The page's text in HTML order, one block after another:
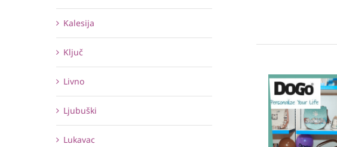
Kalesija
Ključ
Livno
Ljubuški
Lukavac